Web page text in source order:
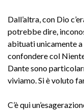
Dall’altra, con Dio
potrebbe dire,
abituati unicamente
confondere col
Dante sono
viviamo. Si è voluto
C’è qui